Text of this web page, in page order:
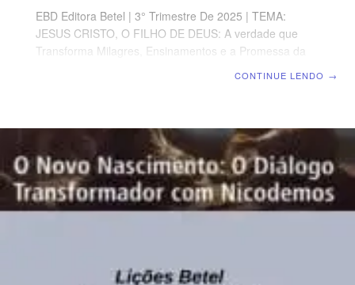
EBD Editora Betel | 3° Trimestre De 2025 | TEMA:
JESUS CRISTO, O FILHO DE DEUS: A verdade que
Transforma Milagres, Ensinamentos e a Promessa da
que, antes que Abraão existisse, eu sou”, João 8.58.
VERDADE APLICADA Jesus Cristo é o Filho de Deus,
enviado ao mundo para oferecer salvação a todos que
creem n’Ele. Além de redimir, Ele
CONTINUE LENDO →